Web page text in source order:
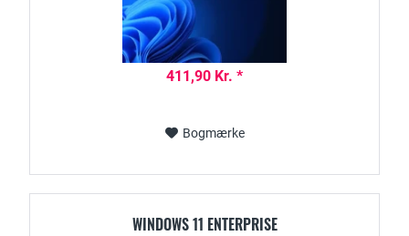
411,90 Kr. *
Bogmærke
WINDOWS 11 ENTERPRISE